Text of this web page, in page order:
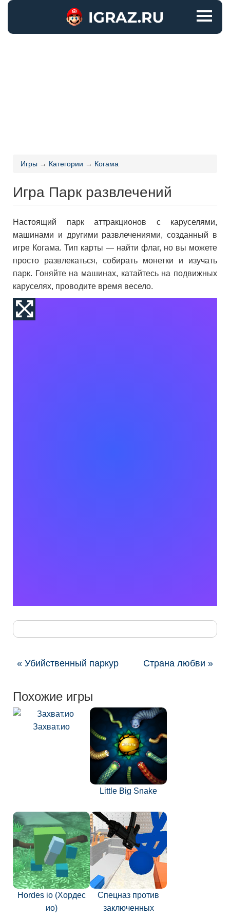
Игры → Категории → Когама
Игра Парк развлечений
Настоящий парк аттракционов с каруселями,
машинами и другими развлечениями, созданный в
игре Когама. Тип карты — найти флаг, но вы можете
просто развлекаться, собирать монетки и изучать
парк. Гоняйте на машинах, катайтесь на подвижных
каруселях, проводите время весело.
« Убийственный паркур Страна любви »
Похожие игры
Захват.ио
Little Big Snake
Hordes io (Хордес
ио)
Спецназ против
заключенных